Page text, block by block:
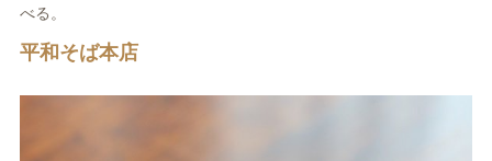
べる。
平和そば本店